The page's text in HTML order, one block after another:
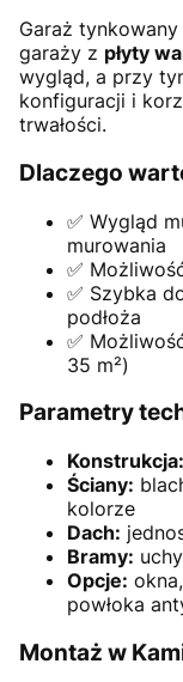
Garaż
garaży z płyty
wygląd, a przy
konfiguracji i
trwałości.
Dlaczego
✅ Wygląd
murowania
✅
✅ Szybka
podłoża
✅
35 m²)
Parametry
Konstrukcja:
Ściany:
kolorze
Dach:
Bramy:
Opcje:
powłoka
Montaż w